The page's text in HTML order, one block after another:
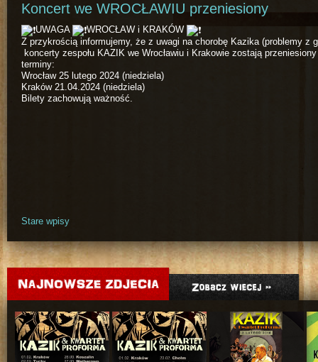
Koncert we WROCŁAWIU przeniesiony
UWAGA
WROCŁAW i KRAKÓW
Z przykrością informujemy, że z uwagi na chorobę Kazika (problemy z
koncerty zespołu KAZIK we Wrocławiu i Krakowie zostają
terminy:
Wrocław 25 lutego 2024 (niedziela)
Kraków 21.04.2024 (niedziela)
Bilety zachowują ważność.
Stare wpisy